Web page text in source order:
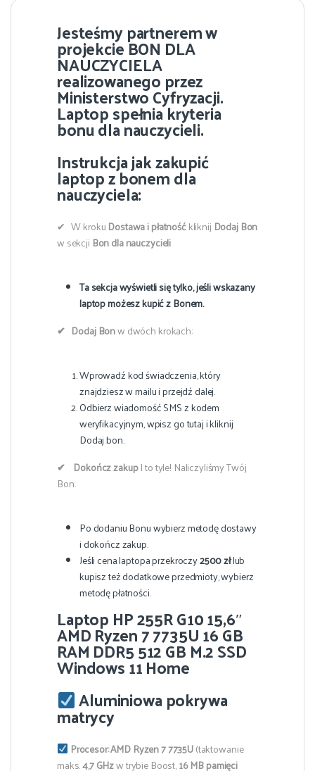
Jesteśmy partnerem w
projekcie BON DLA
NAUCZYCIELA
realizowanego przez
Ministerstwo Cyfryzacji.
Laptop spełnia kryteria
bonu dla nauczycieli.
Instrukcja jak zakupić
laptop z bonem dla
nauczyciela:
✔ W kroku Dostawa i płatnośćkliknij Dodaj Bon
w sekcji Bon dla nauczycieli.
Ta sekcja wyświetli się tylko, jeśli wskazany
laptop możesz kupić z Bonem.
✔ Dodaj Bonw dwóch krokach:
Wprowadź kod świadczenia, który
znajdziesz w mailu i przejdź dalej.
Odbierz wiadomość SMS z kodem
weryfikacyjnym, wpisz go tutaj i kliknij
Dodaj bon.
✔ Dokończ zakupI to tyle! Naliczyliśmy Twój
Bon.
Po dodaniu Bonu wybierz metodę dostawy
i dokończ zakup.
Jeśli cena laptopa przekroczy2500 złlub
kupisz też dodatkowe przedmioty, wybierz
metodę płatności.
Laptop HP 255R G10 15,6″
AMD Ryzen 7 7735U 16 GB
RAM DDR5 512 GB M.2 SSD
Windows 11 Home
Aluminiowa pokrywa
matrycy
Procesor:AMD Ryzen 7 7735U(taktowanie
maks.4,7 GHzw trybie Boost,16 MB pamięci